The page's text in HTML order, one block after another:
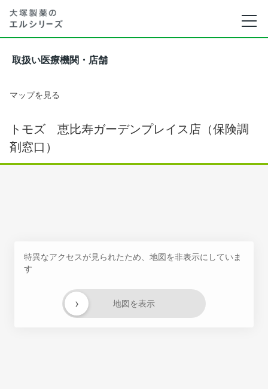
取扱い医療機関・店舗
マップを見る
トモズ 恵比寿ガーデンプレイス店（保険調
剤窓口）
特異なアクセスが見られたため、地図を非表示にしていま
す
地図を表示
›